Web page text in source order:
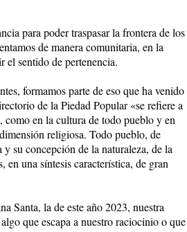
para poder traspasar la frontera de los
de manera comunitaria, en la
sentido de pertenencia.
formamos parte de eso que ha venido
de la Piedad Popular «se refiere a
como en la cultura de todo pueblo y en
religiosa. Todo pueblo, de
su concepción de la naturaleza, de la
en una síntesis característica, de gran
Santa, la de este año 2023, nuestra
que escapa a nuestro raciocinio o que